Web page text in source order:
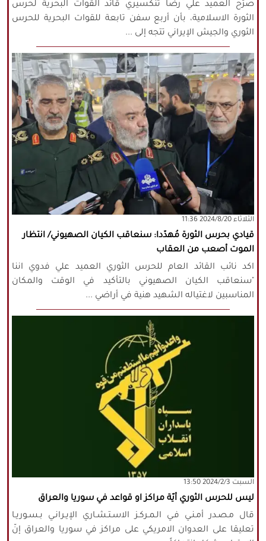
صرّح العميد علي رضا تنكسيري قائد القوات البحرية لحرس
الثورة الاسلامية، بأن أربع سفن تابعة للقوات البحرية للحرس
الثوري والجيش الإيراني تتجه إلى ...
‫‫الثلاثاء‬‬ 2024/8/20 11:36
قيادي بحرس الثورة مُهدّدا: سنعاقب الكيان الصهيوني/ انتظار
الموت أصعب من العقاب
اكد نائب القائد العام للحرس الثوري العميد علي فدوي اننا
"سنعاقب الكيان الصهيوني بالتأكيد في الوقت والمكان
المناسبين لاغتياله الشهيد هنية في أراضي ...
‫السبت‬ 2024/2/3 13:50
ليس للحرس الثوري أيّة مراكز او قواعد في سوريا والعراق
قال مـصـدر أمـنـي فـي الـمـركـز الاسـتـشـاري الإيـرانـي بـسـوريـا
تعليقا على العدوان الامريكي على مراكز في سوريا والعراق إنّ